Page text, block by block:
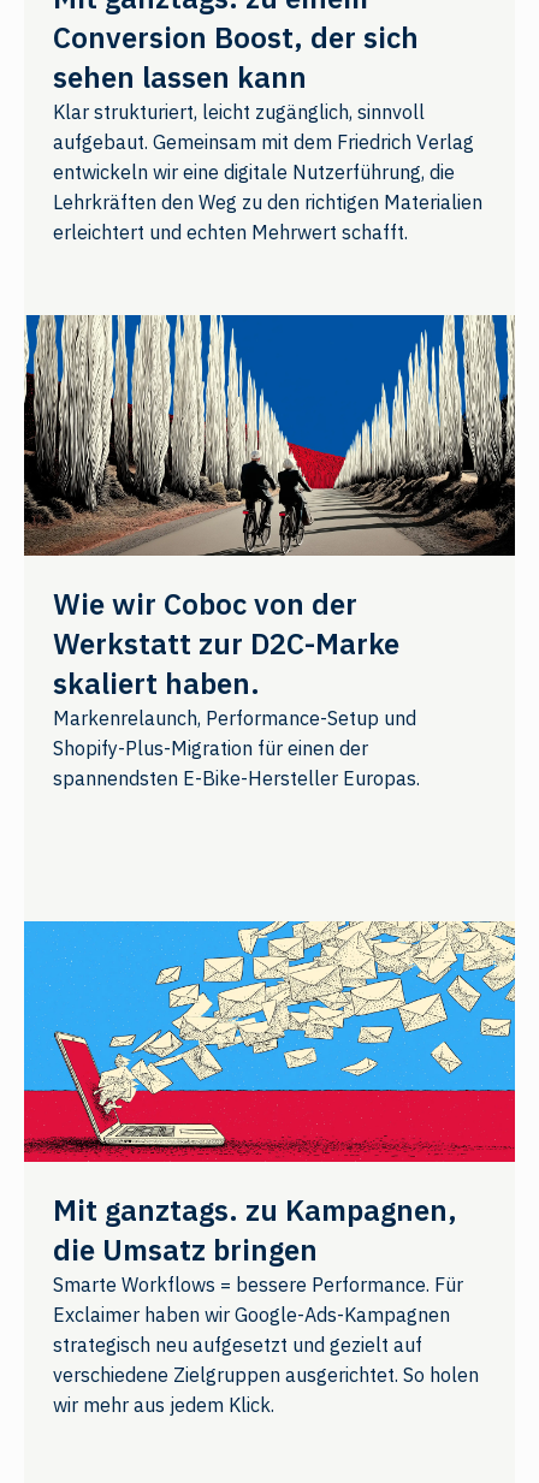
Conversion Boost, der sich
sehen lassen kann
Klar strukturiert, leicht zugänglich, sinnvoll
aufgebaut. Gemeinsam mit dem Friedrich Verlag
entwickeln wir eine digitale Nutzerführung, die
Lehrkräften den Weg zu den richtigen Materialien
erleichtert und echten Mehrwert schafft.
Wie wir Coboc von der
Werkstatt zur D2C-Marke
skaliert haben.
Markenrelaunch, Performance-Setup und
Shopify-Plus-Migration für einen der
spannendsten E-Bike-Hersteller Europas.
Mit ganztags. zu Kampagnen,
die Umsatz bringen
Smarte Workflows = bessere Performance. Für
Exclaimer haben wir Google-Ads-Kampagnen
strategisch neu aufgesetzt und gezielt auf
verschiedene Zielgruppen ausgerichtet. So holen
wir mehr aus jedem Klick.